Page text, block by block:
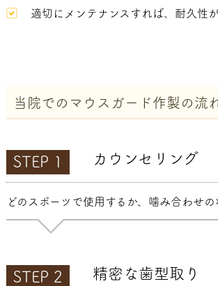
適切にメンテナンスすれば、耐久性
当院でのマウスガード作製の流
STEP 1 カウンセリング
どのスポーツで使用するか、噛み合わせ
STEP 2 精密な歯型取り